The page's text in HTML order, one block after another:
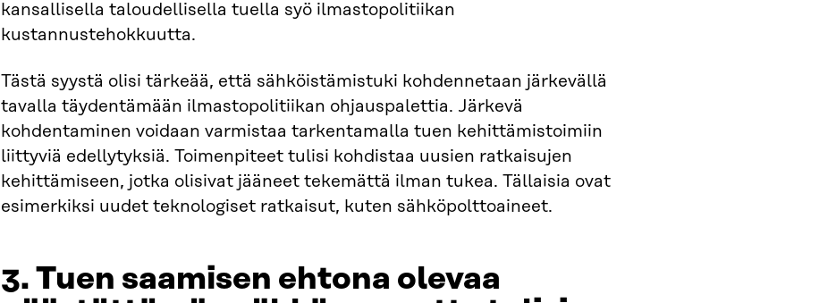
kansallisella taloudellisella tuella syö ilmastopolitiikan
kustannustehokkuutta.
Tästä syystä olisi tärkeää, että sähköistämistuki kohdennetaan järkevällä
tavalla täydentämään ilmastopolitiikan ohjauspalettia. Järkevä
kohdentaminen voidaan varmistaa tarkentamalla tuen kehittämistoimiin
liittyviä edellytyksiä. Toimenpiteet tulisi kohdistaa uusien ratkaisujen
kehittämiseen, jotka olisivat jääneet tekemättä ilman tukea. Tällaisia ovat
esimerkiksi uudet teknologiset ratkaisut, kuten sähköpolttoaineet.
3. Tuen saamisen ehtona olevaa